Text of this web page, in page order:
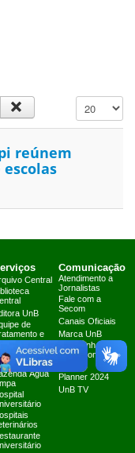
Exibir #
reúnem
Central
UnB
de
e
a
Água
Comunicação
Atendimento a
Jornalistas
Fale com a
Secom
Canais Oficiais
Marca UnB
Campanha
Institucional
Planner 2024
UnB TV